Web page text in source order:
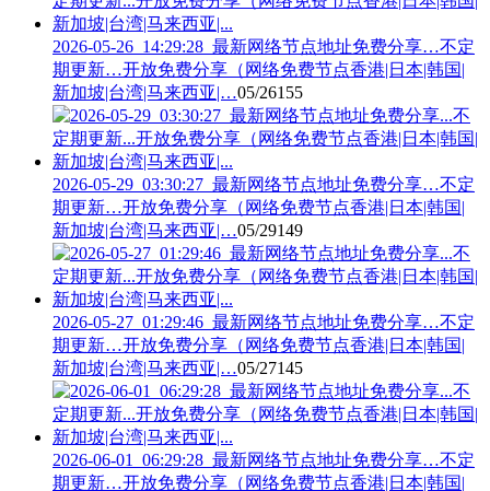
2026-05-26_14:29:28_最新网络节点地址免费分享…不定
期更新…开放免费分享（网络免费节点香港|日本|韩国|
新加坡|台湾|马来西亚|…05/26155
2026-05-29_03:30:27_最新网络节点地址免费分享…不定
期更新…开放免费分享（网络免费节点香港|日本|韩国|
新加坡|台湾|马来西亚|…05/29149
2026-05-27_01:29:46_最新网络节点地址免费分享…不定
期更新…开放免费分享（网络免费节点香港|日本|韩国|
新加坡|台湾|马来西亚|…05/27145
2026-06-01_06:29:28_最新网络节点地址免费分享…不定
期更新…开放免费分享（网络免费节点香港|日本|韩国|